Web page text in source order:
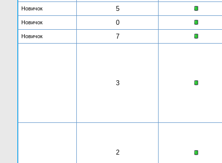
Новичок 5
Новичок 0
Новичок 7
3
2